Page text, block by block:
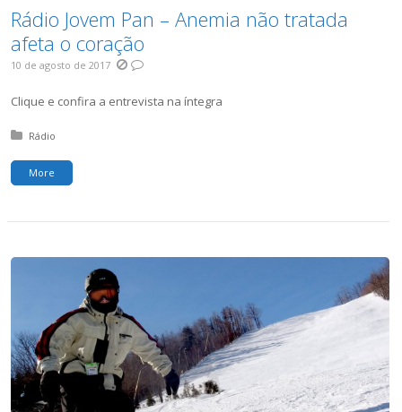
Rádio Jovem Pan – Anemia não tratada
afeta o coração
10 de agosto de 2017
Clique e confira a entrevista na íntegra
Posted in:
Rádio
More